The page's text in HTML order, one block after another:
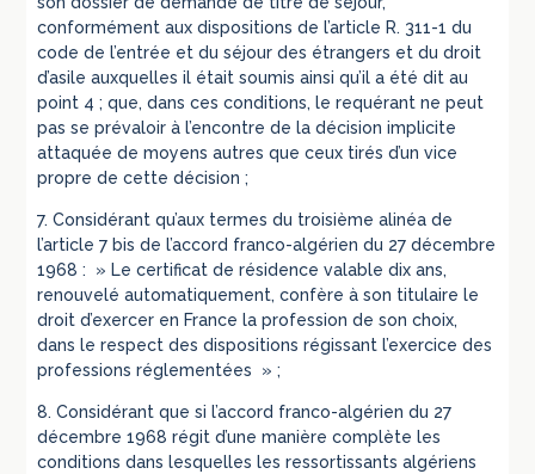
conformément aux dispositions de l’article R. 311-1 du
code de l’entrée et du séjour des étrangers et du droit
d’asile auxquelles il était soumis ainsi qu’il a été dit au
point 4 ; que, dans ces conditions, le requérant ne peut
pas se prévaloir à l’encontre de la décision implicite
attaquée de moyens autres que ceux tirés d’un vice
propre de cette décision ;
7. Considérant qu’aux termes du troisième alinéa de
l’article 7 bis de l’accord franco-algérien du 27 décembre
1968 : » Le certificat de résidence valable dix ans,
renouvelé automatiquement, confère à son titulaire le
droit d’exercer en France la profession de son choix,
dans le respect des dispositions régissant l’exercice des
professions réglementées » ;
8. Considérant que si l’accord franco-algérien du 27
décembre 1968 régit d’une manière complète les
conditions dans lesquelles les ressortissants algériens